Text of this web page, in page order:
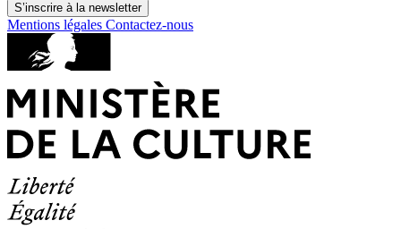
S’inscrire à la newsletter
Mentions légales Contactez-nous